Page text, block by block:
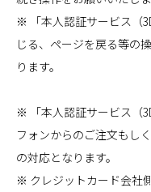
※ 「本人認証サービス（
じる、ページを戻る等の
ります。
※ 「本人認証サービス（
フォンからのご注文もし
の対応となります。
※ クレジットカード会社